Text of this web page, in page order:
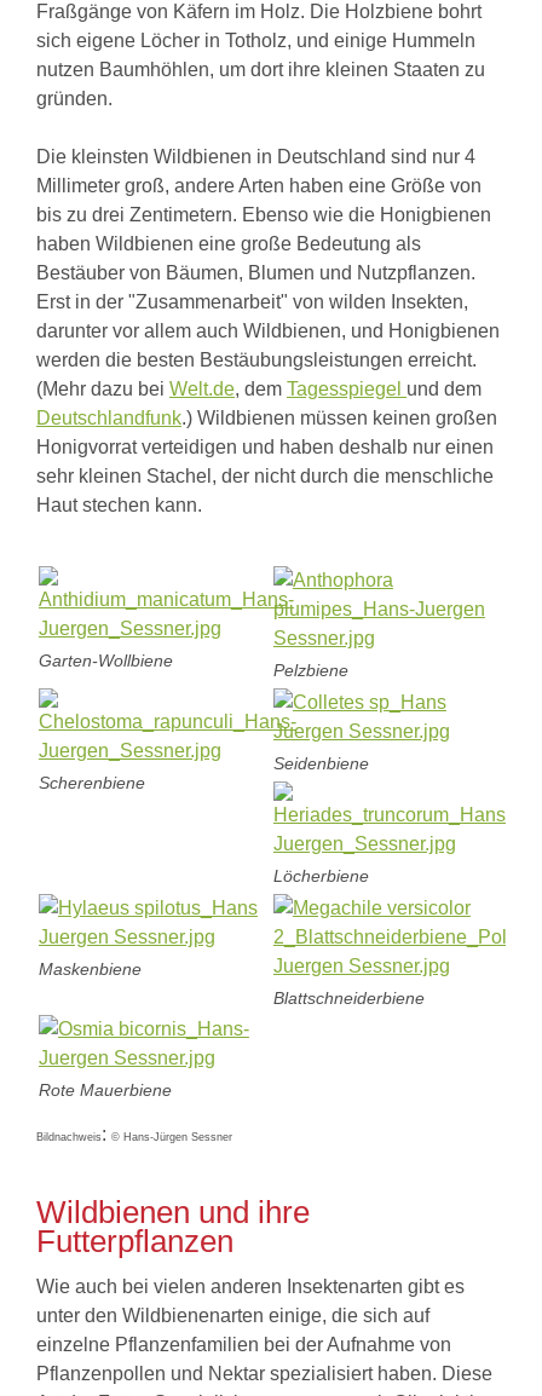
Hilfe
Literatur
Links
Bienenfreundlich
Allgemein
Links
Biologische
Vielfalt
Fraßgänge von Käfern im Holz. Die Holzbiene bohrt
sich eigene Löcher in Totholz, und einige Hummeln
nutzen Baumhöhlen, um dort ihre kleinen Staaten zu
gründen.
Die kleinsten Wildbienen in Deutschland sind nur 4
Millimeter groß, andere Arten haben eine Größe von
bis zu drei Zentimetern. Ebenso wie die Honigbienen
haben Wildbienen eine große Bedeutung als
Bestäuber von Bäumen, Blumen und Nutzpflanzen.
Erst in der "Zusammenarbeit" von wilden Insekten,
darunter vor allem auch Wildbienen, und Honigbienen
werden die besten Bestäubungsleistungen erreicht.
(Mehr dazu bei Welt.de, dem Tagesspiegel und dem
Deutschlandfunk.) Wildbienen müssen keinen großen
Honigvorrat verteidigen und haben deshalb nur einen
sehr kleinen Stachel, der nicht durch die menschliche
Haut stechen kann.
Garten-Wollbiene Pelzbiene
Scherenbiene
Seidenbiene
Löcherbiene
Maskenbiene
Blattschneiderbiene
Rote Mauerbiene
Bildnachweis : © Hans-Jürgen Sessner
Wildbienen und ihre
Futterpflanzen
Wie auch bei vielen anderen Insektenarten gibt es
unter den Wildbienenarten einige, die sich auf
einzelne Pflanzenfamilien bei der Aufnahme von
Pflanzenpollen und Nektar spezialisiert haben. Diese